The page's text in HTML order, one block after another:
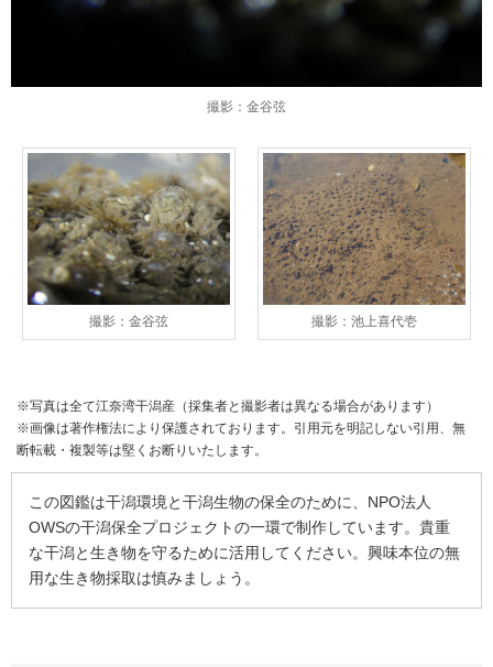
撮影：金谷弦
撮影：金谷弦 撮影：池上喜代壱
※写真は全て江奈湾干潟産（採集者と撮影者は異なる場合があります）
※画像は著作権法により保護されております。引用元を明記しない引用、無
断転載・複製等は堅くお断りいたします。
この図鑑は干潟環境と干潟生物の保全のために、NPO法人
OWSの干潟保全プロジェクトの一環で制作しています。貴重
な干潟と生き物を守るために活用してください。興味本位の無
用な生き物採取は慎みましょう。